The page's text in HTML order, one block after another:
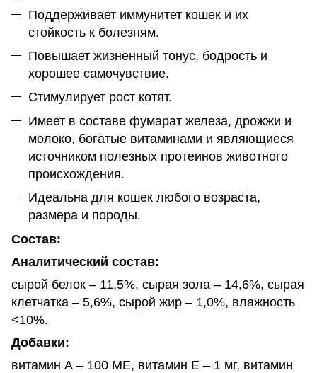
Поддерживает иммунитет кошек и их
стойкость к болезням.
Повышает жизненный тонус, бодрость и
хорошее самочувствие.
Стимулирует рост котят.
Имеет в составе фумарат железа, дрожжи и
молоко, богатые витаминами и являющиеся
источником полезных протеинов животного
происхождения.
Идеальна для кошек любого возраста,
размера и породы.
Состав:
Аналитический состав:
сырой белок – 11,5%, сырая зола – 14,6%, сырая
клетчатка – 5,6%, сырой жир – 1,0%, влажность
<10%.
Добавки:
витамин А – 100 МЕ, витамин Е – 1 мг, витамин